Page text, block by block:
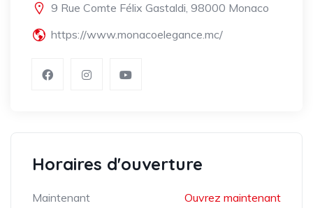
9 Rue Comte Félix Gastaldi, 98000 Monaco
https://www.monacoelegance.mc/
Horaires d'ouverture
Maintenant Ouvrez maintenant